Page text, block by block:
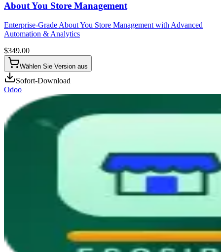
About You Store Management
Enterprise-Grade About You Store Management with Advanced
Automation & Analytics
$349.00
Wählen Sie Version aus
Sofort-Download
Odoo